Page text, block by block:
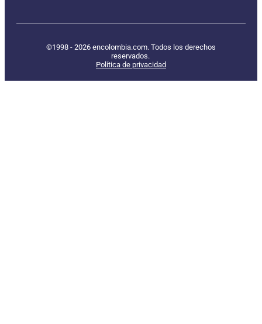
©1998 - 2026 encolombia.com. Todos los derechos
reservados.
Política de privacidad